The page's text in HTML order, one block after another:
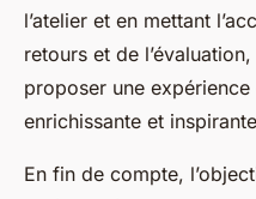
l’atelier et en mettant
retours et de
proposer une expérience
enrichissante et
En fin de compte,